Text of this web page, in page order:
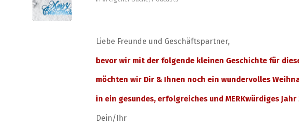
Liebe Freunde und Geschäftspartner,
bevor wir mit der folgende kleinen Geschichte für
möchten wir Dir & Ihnen noch ein wundervolles
in ein gesundes, erfolgreiches und MERKwürdiges Jahr
Dein/Ihr